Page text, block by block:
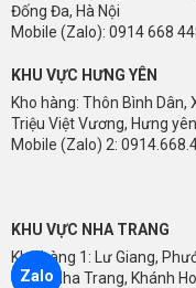
Đống Đa, Hà Nội
Mobile (Zalo): 0914 668
KHU VỰC HƯNG YÊN
Kho hàng: Thôn Bình Dân,
Triệu Việt Vương, Hưng yên
Mobile (Zalo) 2:
KHU VỰC NHA TRANG
Kho hàng 1: Lư Giang,
Thuỷ, Nha Trang, Khánh
Zalo